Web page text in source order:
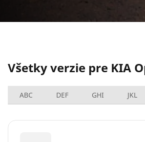
Všetky verzie pre KIA
ABC DEF GHI JKL